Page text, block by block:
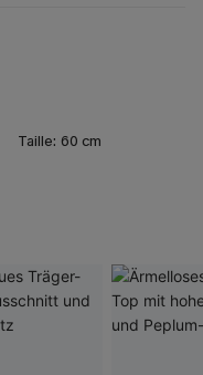
Taille: 60 cm